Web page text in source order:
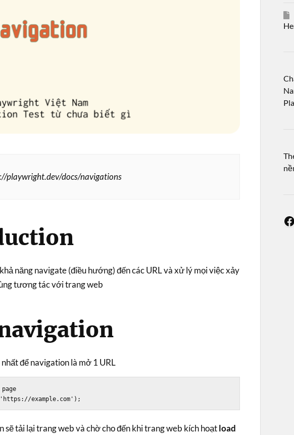
playwright.dev/docs/navigations
năng navigate (điều hướng) đến các URL và xử lý mọi việc xảy
tương tác với trang web
để navigation là mở 1 URL
sẽ tải lại trang web và chờ cho đến khi trang web kích hoạtload